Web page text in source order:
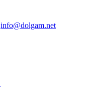
info@dolgam.net